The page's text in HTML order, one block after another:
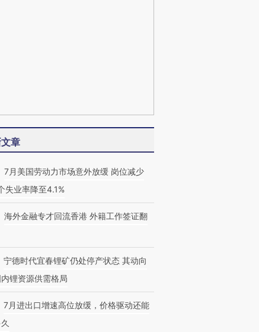
章
7月美国劳动力市场意外放缓 岗位减少
失业率降至4.1%
海外金融专才回流香港 外籍工作签证翻
宁德时代宜春锂矿仍处停产状态 其动向
锂资源供需格局
7月进出口增速高位放缓，价格驱动还能